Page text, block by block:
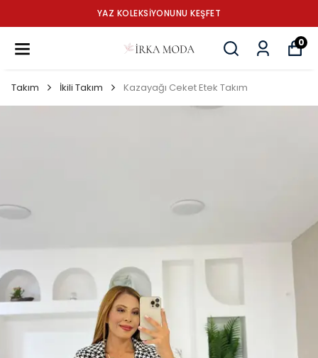
YAZ KOLEKSİYONUNU KEŞFET
0
Takım İkili Takım Kazayağı Ceket Etek Takım